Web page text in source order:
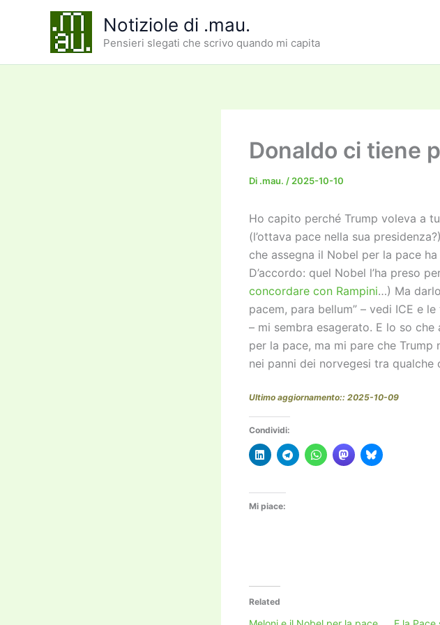
Notiziole di .mau.
Pensieri slegati che scrivo quando mi capita
Donaldo ci tiene
Di .mau. / 2025-10-10
Ho capito perché Trump voleva a
(l’ottava pace nella sua
che assegna il Nobel per la pace
D’accordo: quel Nobel l’ha preso
concordare con Rampini…) Ma
pacem, para bellum” – vedi ICE e
– mi sembra esagerato. E lo so
per la pace, ma mi pare che
nei panni dei norvegesi tra qualche
Ultimo aggiornamento:: 2025-10-09
Condividi:
Mi piace:
Related